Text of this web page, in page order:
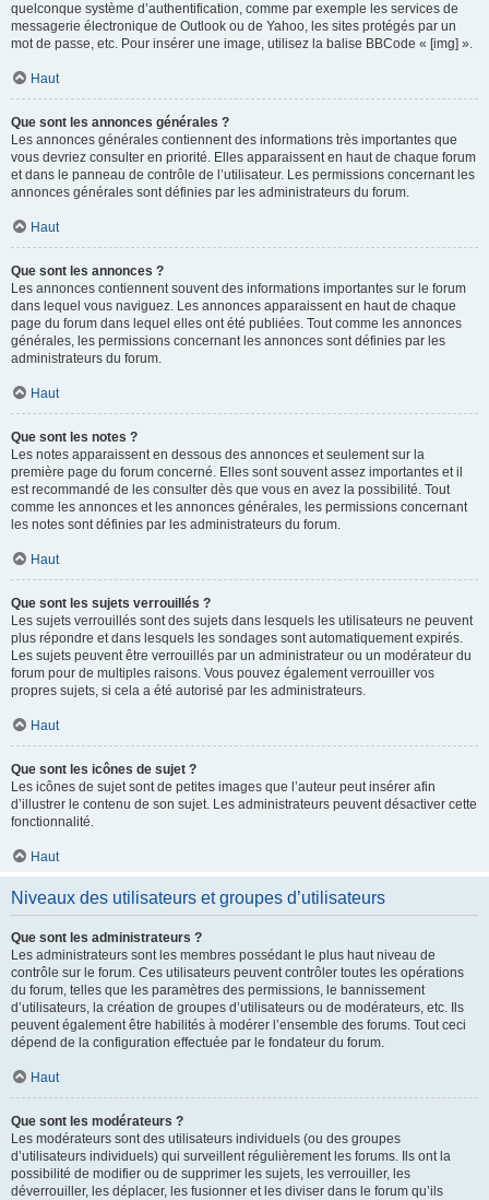
quelconque système d’authentification, comme par exemple les services de
messagerie électronique de Outlook ou de Yahoo, les sites protégés par un
mot de passe, etc. Pour insérer une image, utilisez la balise BBCode « [img] ».
Haut
Que sont les annonces générales ?
Les annonces générales contiennent des informations très importantes que
vous devriez consulter en priorité. Elles apparaissent en haut de chaque forum
et dans le panneau de contrôle de l’utilisateur. Les permissions concernant les
annonces générales sont définies par les administrateurs du forum.
Haut
Que sont les annonces ?
Les annonces contiennent souvent des informations importantes sur le forum
dans lequel vous naviguez. Les annonces apparaissent en haut de chaque
page du forum dans lequel elles ont été publiées. Tout comme les annonces
générales, les permissions concernant les annonces sont définies par les
administrateurs du forum.
Haut
Que sont les notes ?
Les notes apparaissent en dessous des annonces et seulement sur la
première page du forum concerné. Elles sont souvent assez importantes et il
est recommandé de les consulter dès que vous en avez la possibilité. Tout
comme les annonces et les annonces générales, les permissions concernant
les notes sont définies par les administrateurs du forum.
Haut
Que sont les sujets verrouillés ?
Les sujets verrouillés sont des sujets dans lesquels les utilisateurs ne peuvent
plus répondre et dans lesquels les sondages sont automatiquement expirés.
Les sujets peuvent être verrouillés par un administrateur ou un modérateur du
forum pour de multiples raisons. Vous pouvez également verrouiller vos
propres sujets, si cela a été autorisé par les administrateurs.
Haut
Que sont les icônes de sujet ?
Les icônes de sujet sont de petites images que l’auteur peut insérer afin
d’illustrer le contenu de son sujet. Les administrateurs peuvent désactiver cette
fonctionnalité.
Haut
Niveaux des utilisateurs et groupes d’utilisateurs
Que sont les administrateurs ?
Les administrateurs sont les membres possédant le plus haut niveau de
contrôle sur le forum. Ces utilisateurs peuvent contrôler toutes les opérations
du forum, telles que les paramètres des permissions, le bannissement
d’utilisateurs, la création de groupes d’utilisateurs ou de modérateurs, etc. Ils
peuvent également être habilités à modérer l’ensemble des forums. Tout ceci
dépend de la configuration effectuée par le fondateur du forum.
Haut
Que sont les modérateurs ?
Les modérateurs sont des utilisateurs individuels (ou des groupes
d’utilisateurs individuels) qui surveillent régulièrement les forums. Ils ont la
possibilité de modifier ou de supprimer les sujets, les verrouiller, les
déverrouiller, les déplacer, les fusionner et les diviser dans le forum qu’ils